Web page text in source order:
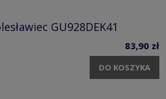
GU928DEK41
83,90 zł
DO KOSZYKA